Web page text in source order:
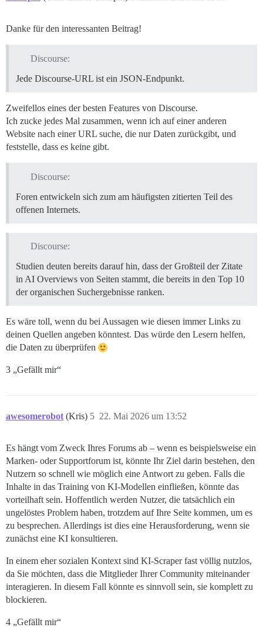
Danke für den interessanten Beitrag!
Discourse:
Jede Discourse-URL ist ein JSON-Endpunkt.
Zweifellos eines der besten Features von Discourse.
Ich zucke jedes Mal zusammen, wenn ich auf einer anderen
Website nach einer URL suche, die nur Daten zurückgibt, und
feststelle, dass es keine gibt.
Discourse:
Foren entwickeln sich zum am häufigsten zitierten Teil des
offenen Internets.
Discourse:
Studien deuten bereits darauf hin, dass der Großteil der Zitate
in AI Overviews von Seiten stammt, die bereits in den Top 10
der organischen Suchergebnisse ranken.
Es wäre toll, wenn du bei Aussagen wie diesen immer Links zu
deinen Quellen angeben könntest. Das würde den Lesern helfen,
die Daten zu überprüfen
3 „Gefällt mir“
awesomerobot (Kris) 22. Mai 2026 um 13:52
5
Es hängt vom Zweck Ihres Forums ab – wenn es beispielsweise ein
Marken- oder Supportforum ist, könnte Ihr Ziel darin bestehen, den
Nutzern so schnell wie möglich eine Antwort zu geben. Falls die
Inhalte in das Training von KI-Modellen einfließen, könnte das
vorteilhaft sein. Hoffentlich werden Nutzer, die tatsächlich ein
ungelöstes Problem haben, trotzdem auf Ihre Seite kommen, um es
zu besprechen. Allerdings ist dies eine Herausforderung, wenn sie
zunächst eine KI konsultieren.
In einem eher sozialen Kontext sind KI-Scraper fast völlig nutzlos,
da Sie möchten, dass die Mitglieder Ihrer Community miteinander
interagieren. In diesem Fall könnte es sinnvoll sein, sie komplett zu
blockieren.
4 „Gefällt mir“